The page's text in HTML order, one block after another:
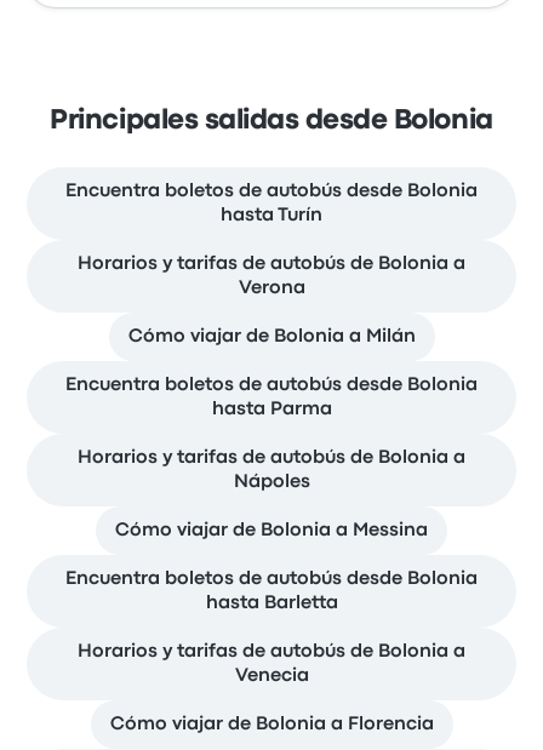
Principales salidas desde Bolonia
Encuentra boletos de autobús desde Bolonia
hasta Turín
Horarios y tarifas de autobús de Bolonia a
Verona
Cómo viajar de Bolonia a Milán
Encuentra boletos de autobús desde Bolonia
hasta Parma
Horarios y tarifas de autobús de Bolonia a
Nápoles
Cómo viajar de Bolonia a Messina
Encuentra boletos de autobús desde Bolonia
hasta Barletta
Horarios y tarifas de autobús de Bolonia a
Venecia
Cómo viajar de Bolonia a Florencia